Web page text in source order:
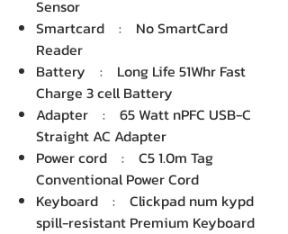
Sensor
Smartcard : No SmartCard
Reader
Battery : Long Life 51Whr Fast
Charge 3 cell Battery
Adapter : 65 Watt nPFC USB-C
Straight AC Adapter
Power cord : C5 1.0m Tag
Conventional Power Cord
Keyboard : Clickpad num kypd
spill-resistant Premium Keyboard